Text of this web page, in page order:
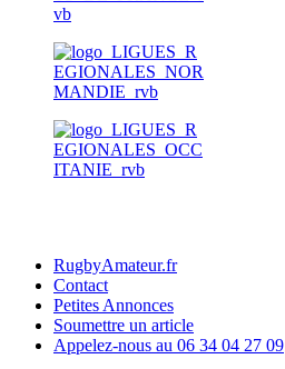
RugbyAmateur.fr
Contact
Petites Annonces
Soumettre un article
Appelez-nous au 06 34 04 27 09